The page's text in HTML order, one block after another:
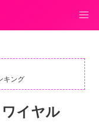
キング
イヤル